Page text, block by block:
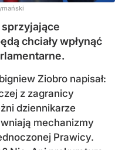
chciały wpłynąć
Ziobro napisał:
z zagranicy
dziennikarze
mechanizmy
Prawicy.